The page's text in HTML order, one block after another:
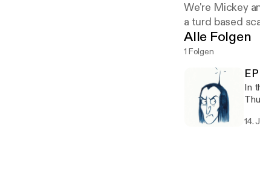
We're Mickey
a turd based
Alle Folgen
1 Folgen
In
14.